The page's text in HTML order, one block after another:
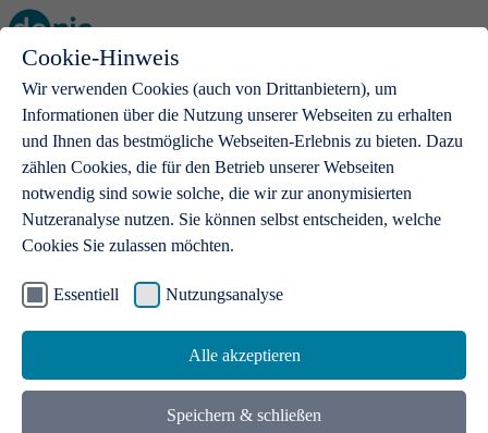
Cookie-Hinweis
Wir verwenden Cookies (auch von Drittanbietern), um
Informationen über die Nutzung unserer Webseiten zu erhalten
und Ihnen das bestmögliche Webseiten-Erlebnis zu bieten. Dazu
zählen Cookies, die für den Betrieb unserer Webseiten
notwendig sind sowie solche, die wir zur anonymisierten
Nutzeranalyse nutzen. Sie können selbst entscheiden, welche
Cookies Sie zulassen möchten.
Essentiell Nutzungsanalyse
Alle akzeptieren
Speichern & schließen
Open main menu
.de-Domains
Mit einer .de-Domain erhalten Ideen eine Bühne